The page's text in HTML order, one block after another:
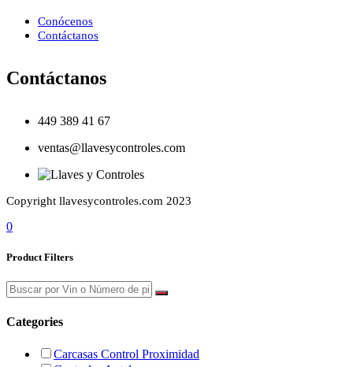
Conócenos
Contáctanos
Contáctanos
449 389 41 67
ventas@llavesycontroles.com
Copyright llavesycontroles.com 2023
0
Product Filters
Categories
Carcasas Control Proximidad